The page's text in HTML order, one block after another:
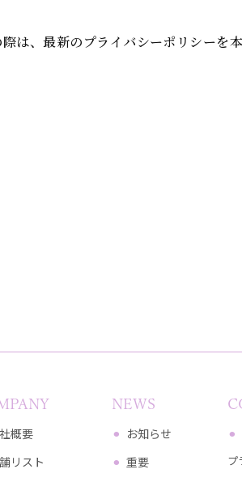
は、最新のプライバシーポリシーを
概要
リスト
NEWS
お知らせ
重要
プ